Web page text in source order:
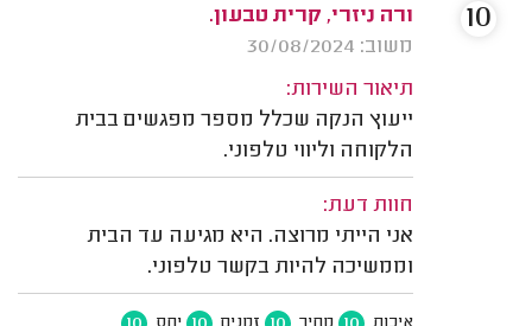
ורה ניזרי, קרית טבעון.
משוב: 30/08/2024
תיאור השירות:
ייעוץ הנקה שכלל מספר מפגשים בבית
הלקוחה וליווי טלפוני.
חוות דעת:
אני הייתי מרוצה. היא מגיעה עד הבית
וממשיכה להיות בקשר טלפוני.
10